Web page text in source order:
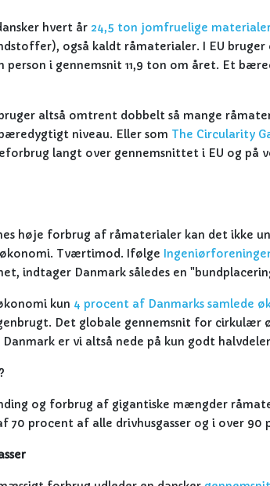
hvert år 24,5 ton jomfruelige
også kaldt råmaterialer. I EU bruger
person i gennemsnit 11,9 ton om året. Et
altså omtrent dobbelt så mange
niveau. Eller som The Circularity
langt over gennemsnittet i EU og på
høje forbrug af råmaterialer kan det ikke
Tværtimod. Ifølge
indtager Danmark således en
kun 4 procent af Danmarks samlede
Det globale gennemsnit for cirkulær
er vi altså nede på kun godt
og forbrug af gigantiske mængder
70 procent af alle drivhusgasser og i over